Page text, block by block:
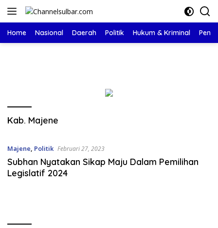
Langsung
Home Nasional Daerah Politik Hukum & Kriminal
Kab. Majene
Majene, Politik Februari 27, 2023
Subhan Nyatakan Sikap Maju Dalam Pemilihan
Legislatif 2024